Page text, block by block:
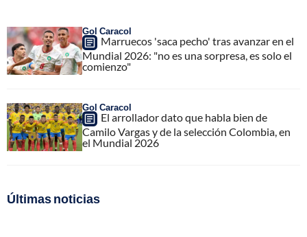
Gol Caracol
Marruecos 'saca pecho' tras avanzar en el
Mundial 2026: "no es una sorpresa, es solo el
comienzo"
Gol Caracol
El arrollador dato que habla bien de
Camilo Vargas y de la selección Colombia, en
el Mundial 2026
Últimas noticias